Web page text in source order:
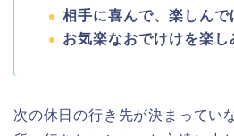
相手に喜んで、楽しんで
お気楽なおでけけを楽し
次の休日の行き先が決まってい